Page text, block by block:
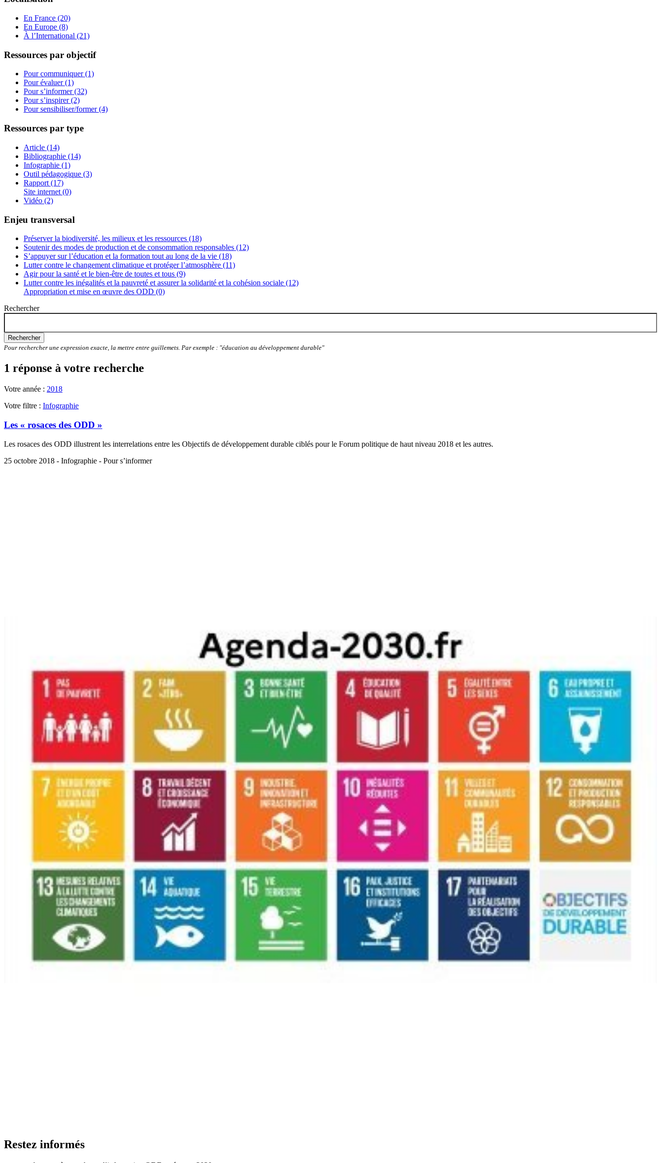
En France (20)
En Europe (8)
À l’International (21)
Ressources par objectif
Pour communiquer (1)
Pour évaluer (1)
Pour s’informer (32)
Pour s’inspirer (2)
Pour sensibiliser/former (4)
Ressources par type
Article (14)
Bibliographie (14)
Infographie (1)
Outil pédagogique (3)
Rapport (17)
Site internet (0)
Vidéo (2)
Enjeu transversal
Préserver la biodiversité, les milieux et les ressources (18)
Soutenir des modes de production et de consommation responsables (12)
S’appuyer sur l’éducation et la formation tout au long de la vie (18)
Lutter contre le changement climatique et protéger l’atmosphère (11)
Agir pour la santé et le bien-être de toutes et tous (9)
Lutter contre les inégalités et la pauvreté et assurer la solidarité et la cohésion sociale (12)
Appropriation et mise en œuvre des ODD (0)
Rechercher
Rechercher
Pour rechercher une expression exacte, la mettre entre guillemets. Par exemple : "éducation au développement durable"
1 réponse à votre recherche
Votre année : 2018
Votre filtre : Infographie
Les « rosaces des ODD »
Les rosaces des ODD illustrent les interrelations entre les Objectifs de développement durable ciblés pour le Forum politique de haut niveau 2018 et les autres.
25 octobre 2018 - Infographie - Pour s’informer
Restez informés